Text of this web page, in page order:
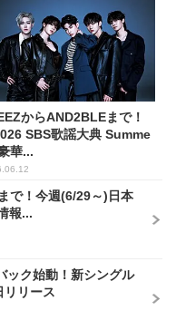
からAND2BLEまで！
SBS歌謡大典 Summe
華...
で！今週(6/29～)日本
報...
ック始動！新シングル
リリース